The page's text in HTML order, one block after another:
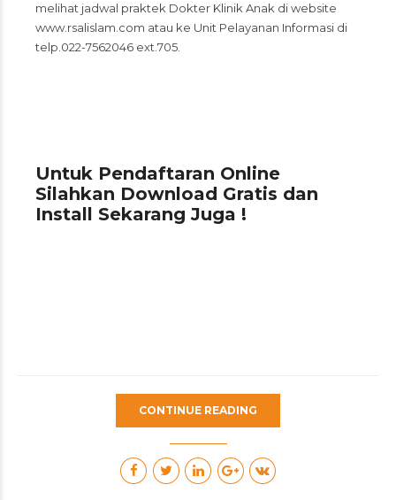
melihat jadwal praktek Dokter Klinik Anak di website
www.rsalislam.com atau ke Unit Pelayanan Informasi di
telp.022-7562046 ext.705.
Untuk Pendaftaran Online
Silahkan Download Gratis dan
Install Sekarang Juga !
CONTINUE READING